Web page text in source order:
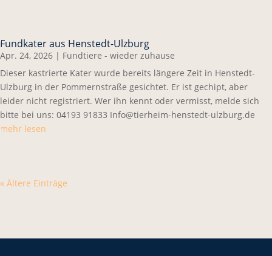
Fundkater aus Henstedt-Ulzburg
Apr. 24, 2026 | Fundtiere - wieder zuhause
Dieser kastrierte Kater wurde bereits längere Zeit in Henstedt-
Ulzburg in der Pommernstraße gesichtet. Er ist gechipt, aber
leider nicht registriert. Wer ihn kennt oder vermisst, melde sich
bitte bei uns: 04193 91833 Info@tierheim-henstedt-ulzburg.de
mehr lesen
« Ältere Einträge